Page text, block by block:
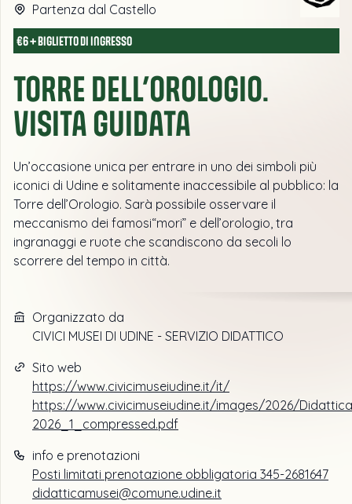
Partenza dal Castello
€6 + BIGLIETTO DI INGRESSO
TORRE DELL’OROLOGIO.
VISITA GUIDATA
Un’occasione unica per entrare in uno dei simboli più
iconici di Udine e solitamente inaccessibile al pubblico: la
Torre dell’Orologio. Sarà possibile osservare il
meccanismo dei famosi“mori” e dell’orologio, tra
ingranaggi e ruote che scandiscono da secoli lo
scorrere del tempo in città.
Organizzato da
CIVICI MUSEI DI UDINE - SERVIZIO DIDATTICO
Sito web
https://www.civicimuseiudine.it/it/
https://www.civicimuseiudine.it/images/2026/
2026_1_compressed.pdf
info e prenotazioni
Posti limitati prenotazione obbligatoria 345-2681647
didatticamusei@comune.udine.it